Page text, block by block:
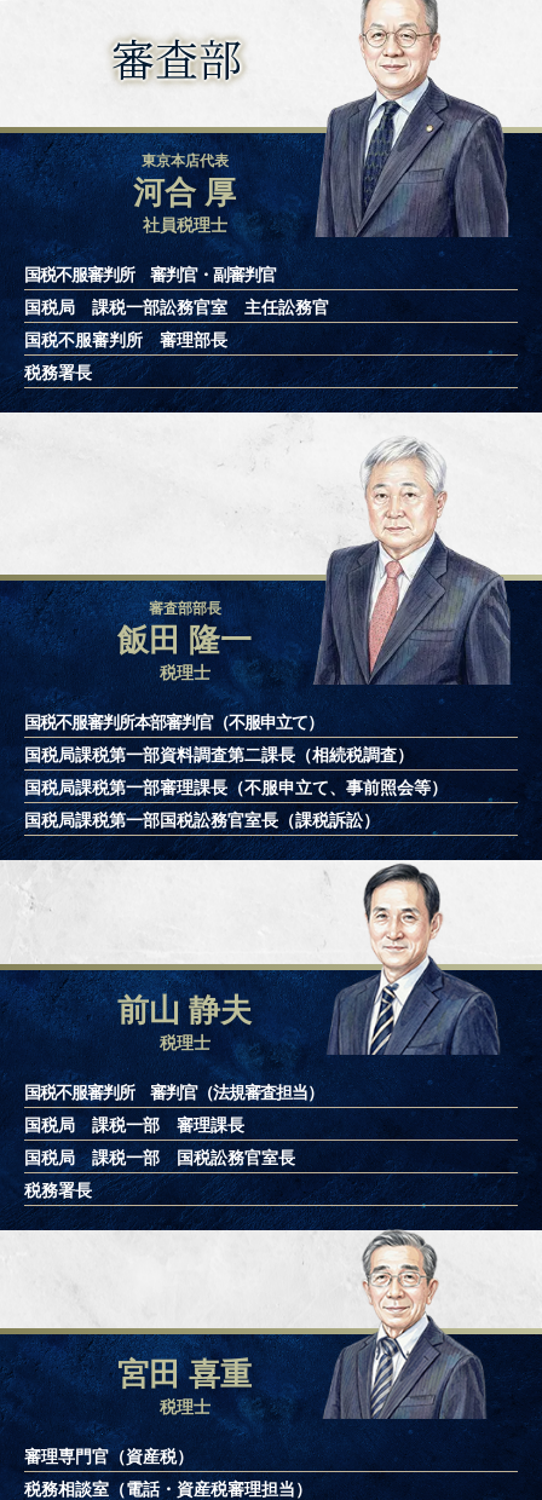
審査部
東京本店代表
河合 厚
社員税理士
国税不服審判所 審判官・副審判官
国税局 課税一部訟務官室 主任訟務官
国税不服審判所 審理部長
税務署長
審査部部長
飯田 隆一
税理士
国税不服審判所本部審判官（不服申立て）
国税局課税第一部資料調査第二課長（相続税調査）
国税局課税第一部審理課長（不服申立て、事前照会等）
国税局課税第一部国税訟務官室長（課税訴訟）
前山 静夫
税理士
国税不服審判所 審判官（法規審査担当）
国税局 課税一部 審理課長
国税局 課税一部 国税訟務官室長
税務署長
宮田 喜重
税理士
審理専門官（資産税）
税務相談室（電話・資産税審理担当）